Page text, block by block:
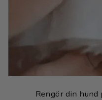
Rengör din hund